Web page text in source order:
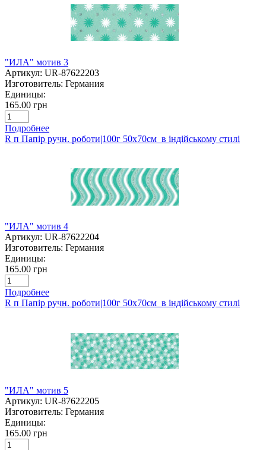
"ИЛА" мотив 3
Артикул: UR-87622203
Изготовитель: Германия
Единицы:
165.00 грн
Подробнее
R п Папір ручн. роботи|100г 50х70см в індійському стилі
"ИЛА" мотив 4
Артикул: UR-87622204
Изготовитель: Германия
Единицы:
165.00 грн
Подробнее
R п Папір ручн. роботи|100г 50х70см в індійському стилі
"ИЛА" мотив 5
Артикул: UR-87622205
Изготовитель: Германия
Единицы:
165.00 грн